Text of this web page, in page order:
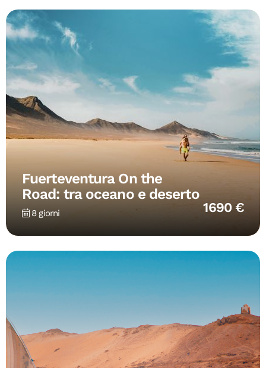
Fuerteventura On the
Road: tra oceano e deserto
8 giorni 1690 €